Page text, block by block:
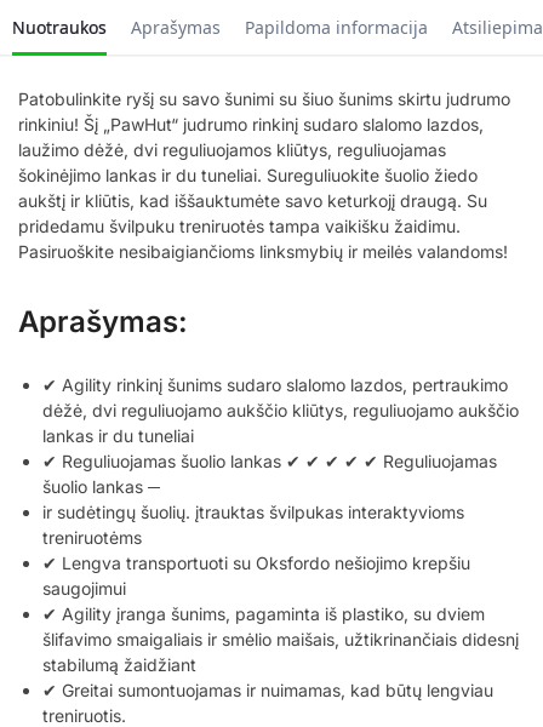
Nuotraukos Aprašymas Papildoma informacija
Patobulinkite ryšį su savo šunimi su šiuo šunims skirtu judrumo
rinkiniu! Šį „PawHut“ judrumo rinkinį sudaro slalomo lazdos,
laužimo dėžė, dvi reguliuojamos kliūtys, reguliuojamas
šokinėjimo lankas ir du tuneliai. Sureguliuokite šuolio žiedo
aukštį ir kliūtis, kad iššauktumėte savo keturkojį draugą. Su
pridedamu švilpuku treniruotės tampa vaikišku žaidimu.
Pasiruoškite nesibaigiančioms linksmybių ir meilės valandoms!
Aprašymas:
✔ Agility rinkinį šunims sudaro slalomo lazdos, pertraukimo
dėžė, dvi reguliuojamo aukščio kliūtys, reguliuojamo aukščio
lankas ir du tuneliai
✔ Reguliuojamas šuolio lankas ✔ ✔ ✔ ✔ ✔ Reguliuojamas
šuolio lankas ─
ir sudėtingų šuolių. įtrauktas švilpukas interaktyvioms
treniruotėms
✔ Lengva transportuoti su Oksfordo nešiojimo krepšiu
saugojimui
✔ Agility įranga šunims, pagaminta iš plastiko, su dviem
šlifavimo smaigaliais ir smėlio maišais, užtikrinančiais didesnį
stabilumą žaidžiant
✔ Greitai sumontuojamas ir nuimamas, kad būtų lengviau
treniruotis.